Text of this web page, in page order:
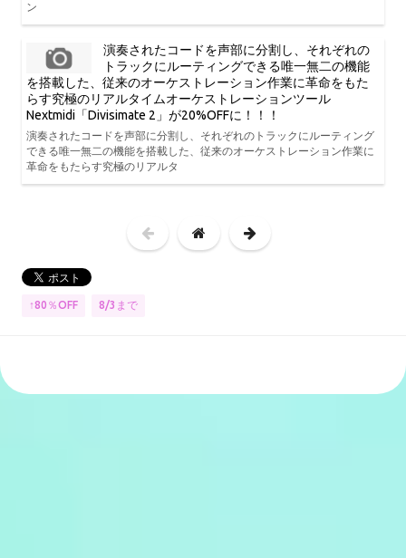
ン
演奏されたコードを声部に分割し、それぞれの
トラックにルーティングできる唯一無二の機能
を搭載した、従来のオーケストレーション作業に革命をもた
らす究極のリアルタイムオーケストレーションツール
Nextmidi「Divisimate 2」が20%OFFに！！！
演奏されたコードを声部に分割し、それぞれのトラックにルーティング
できる唯一無二の機能を搭載した、従来のオーケストレーション作業に
革命をもたらす究極のリアルタ
↑80％OFF 8/3まで